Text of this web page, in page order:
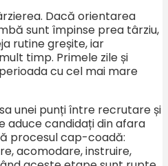
Dacă orientarea
sunt împinse prea târziu,
rutine greșite, iar
timp. Primele zile și
cu cel mai mare
unei punți între recrutare și
aduce candidați din afara
procesul cap-coadă:
acomodare, instruire,